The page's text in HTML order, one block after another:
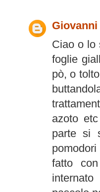
Giovanni
Ciao o lo
foglie
pò, o
azoto
parte si
fatto